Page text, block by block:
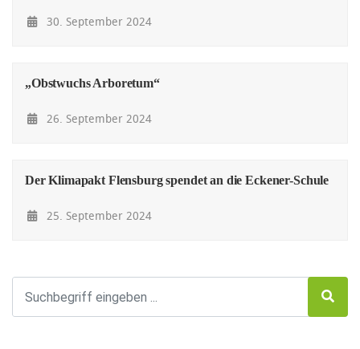
30. September 2024
„Obstwuchs Arboretum“
26. September 2024
Der Klimapakt Flensburg spendet an die Eckener-Schule
25. September 2024